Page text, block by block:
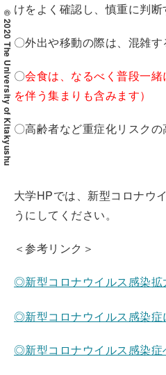
© 2020 The University of Kitakyushu
けをよく確認し、慎重に判断
〇外出や移動の際は、混雑す
〇会食は、なるべく普段一
を伴う集まりも含みます）
〇高齢者など重症化リスク
大学HPでは、新型コロナウ
うにしてください。
＜参考リンク＞
◎新型コロナウイルス感染拡
◎新型コロナウイルス感染症
◎新型コロナウイルス感染症